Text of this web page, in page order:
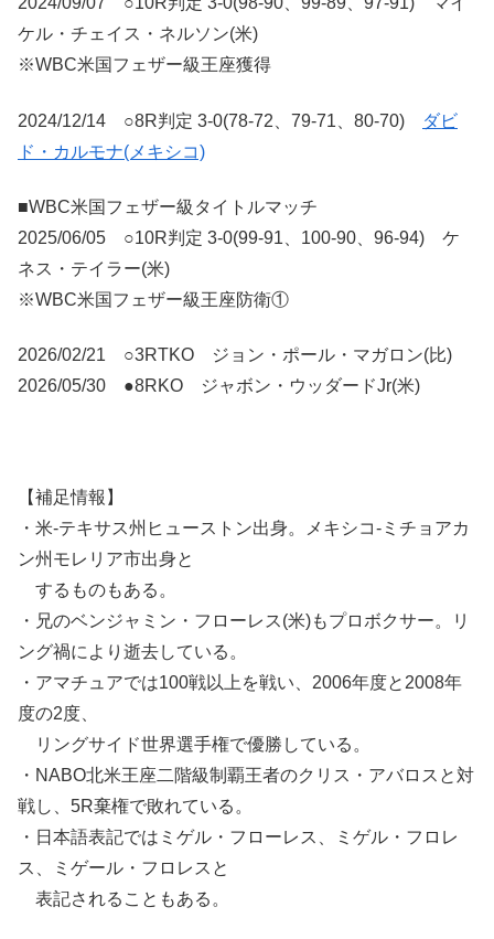
ケル・チェイス・ネルソン(米)
※WBC米国フェザー級王座獲得
2024/12/14 ○8R判定 3-0(78-72、79-71、80-70)
ダビ
ド・カルモナ(メキシコ)
■WBC米国フェザー級タイトルマッチ
2025/06/05 ○10R判定 3-0(99-91、100-90、96-94) ケ
ネス・テイラー(米)
※WBC米国フェザー級王座防衛①
2026/02/21 ○3RTKO ジョン・ポール・マガロン(比)
2026/05/30 ●8RKO ジャボン・ウッダードJr(米)
【補足情報】
・米-テキサス州ヒューストン出身。メキシコ-ミチョアカ
ン州モレリア市出身と
するものもある。
・兄のベンジャミン・フローレス(米)もプロボクサー。リ
ング禍により逝去している。
・アマチュアでは100戦以上を戦い、2006年度と2008年
度の2度、
リングサイド世界選手権で優勝している。
・NABO北米王座二階級制覇王者のクリス・アバロスと対
戦し、5R棄権で敗れている。
・日本語表記ではミゲル・フローレス、ミゲル・フロレ
ス、ミゲール・フロレスと
表記されることもある。